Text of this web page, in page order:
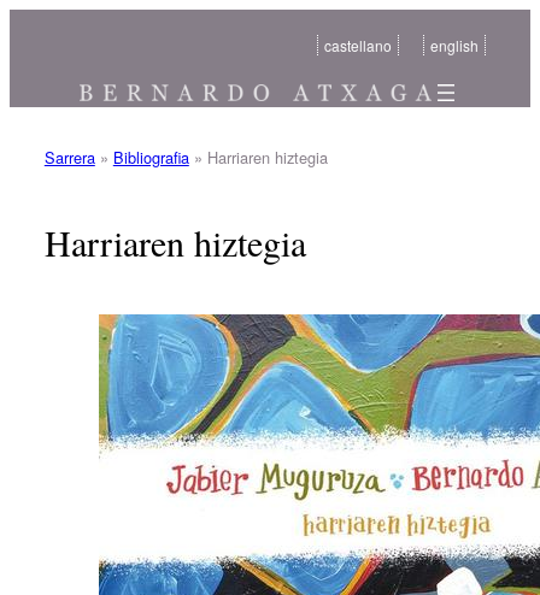
castellano english
Sarrera» Bibliografia» Harriaren hiztegia
Harriaren hiztegia